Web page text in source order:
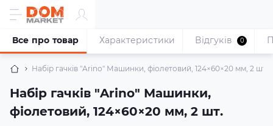
Набір гачків "Arino" Машинки, фіолетовий, 124×60×20 мм, 2 шт.
Набір гачків "Arino" Машинки,
фіолетовий, 124×60×20 мм, 2 шт.
Все про товар Характеристики Відгуків 0